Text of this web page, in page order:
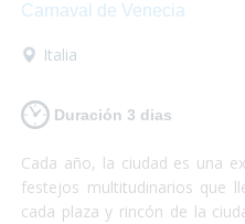
Carnaval de Venecia
Italia
Duración 3 dias
Cada año, la ciudad es una
festejos multitudinarios que
cada plaza y rincón de la